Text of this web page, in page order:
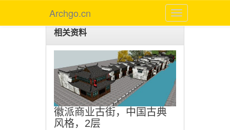
Archgo.cn
相关资料
徽派商业古街，中国古典
风格，2层